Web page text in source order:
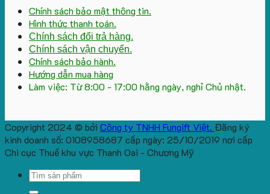
Chính sách bảo mật thông tin.
Hình thức thanh toán.
Chính sách đổi trả hàng.
Chính sách vận chuyển.
Chính sách bảo hành.
Hướng dẫn mua hàng
Làm việc: Từ 8:00 - 17:00 hằng ngày, nghỉ Chủ nhật.
Copyright 2024 © bởi Công ty TNHH Fungift Việt. Đăng ký
kinh doanh số: 0108958687 cấp ngày: 25/10/2019 nơi cấp
Chi cục Thuế khu vực Thanh Oai - Chương Mỹ
Search